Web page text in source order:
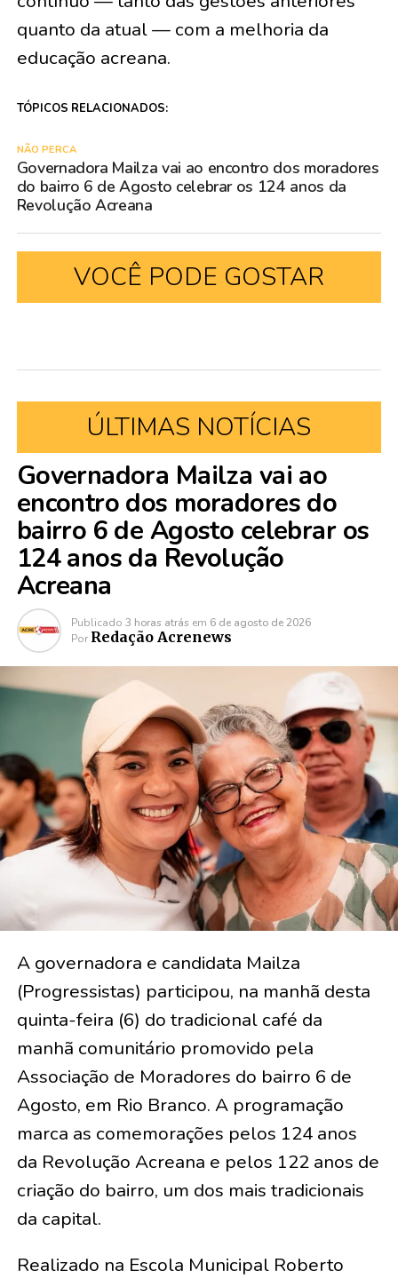
quanto da atual — com a melhoria da
educação acreana.
TÓPICOS RELACIONADOS:
NÃO PERCA
Governadora Mailza vai ao encontro dos moradores
do bairro 6 de Agosto celebrar os 124 anos da
Revolução Acreana
VOCÊ PODE GOSTAR
ÚLTIMAS NOTÍCIAS
Governadora Mailza vai ao
encontro dos moradores do
bairro 6 de Agosto celebrar os
124 anos da Revolução
Acreana
Publicado 3 horas atrás em 6 de agosto de 2026
Por Redação Acrenews
A governadora e candidata Mailza
(Progressistas) participou, na manhã desta
quinta-feira (6) do tradicional café da
manhã comunitário promovido pela
Associação de Moradores do bairro 6 de
Agosto, em Rio Branco. A programação
marca as comemorações pelos 124 anos
da Revolução Acreana e pelos 122 anos de
criação do bairro, um dos mais tradicionais
da capital.
Realizado na Escola Municipal Roberto